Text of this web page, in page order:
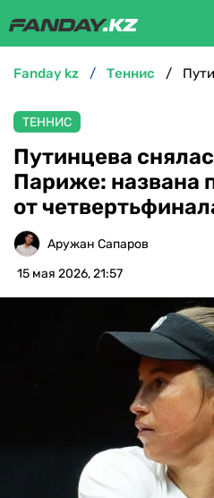
БОКС
ММА
ТЕННИС
ДРУГИЕ
fanday kz теннис
ТЕННИС
Путинцева
Париже: названа
от
Аружан Сапаров
15 мая 2026, 21:57